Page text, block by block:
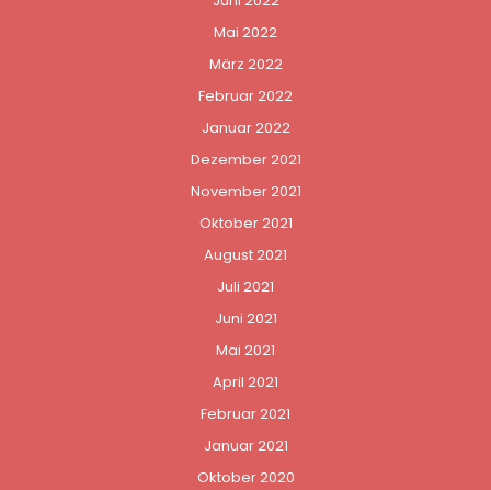
Mai 2022
März 2022
Februar 2022
Januar 2022
Dezember 2021
November 2021
Oktober 2021
August 2021
Juli 2021
Juni 2021
Mai 2021
April 2021
Februar 2021
Januar 2021
Oktober 2020